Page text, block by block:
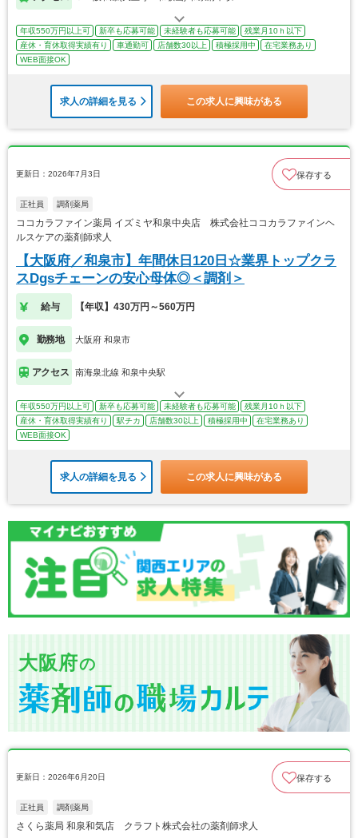
年収550万円以上可 新卒も応募可能 未経験者も応募可能
残業月10ｈ以下
産休・育休取得実績有り
車通勤可 店舗数30以上 積極採用中
在宅業務あり
WEB面接OK
求人の詳細を見る この求人に興味がある
更新日：2026年7月3日 保存する
正社員 調剤薬局
ココカラファイン薬局 イズミヤ和泉中央店 株式会社ココカラファインヘ
ルスケアの薬剤師求人
【大阪府／和泉市】年間休日120日☆業界トップクラ
スDgsチェーンの安心母体◎＜調剤＞
給与 【年収】430万円～560万円
勤務地 大阪府 和泉市
アクセス 南海泉北線 和泉中央駅
年収550万円以上可 新卒も応募可能 未経験者も応募可能
残業月10ｈ以下
産休・育休取得実績有り
駅チカ 店舗数30以上 積極採用中
在宅業務あり
WEB面接OK
求人の詳細を見る この求人に興味がある
大阪府の
更新日：2026年6月20日 保存する
正社員 調剤薬局
さくら薬局 和泉和気店 クラフト株式会社の薬剤師求人